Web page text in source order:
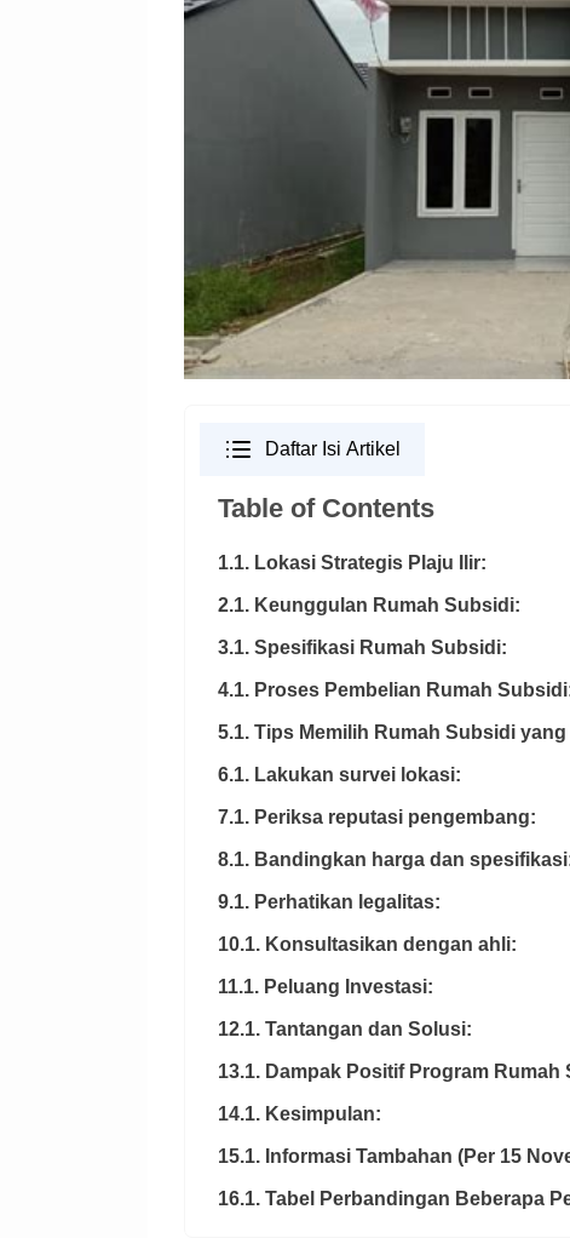
Daftar Isi Artikel
Table of Contents
1.1. Lokasi Strategis Plaju Ilir:
2.1. Keunggulan Rumah Subsidi:
3.1. Spesifikasi Rumah Subsidi:
4.1. Proses Pembelian Rumah
5.1. Tips Memilih Rumah Subsidi yang
6.1. Lakukan survei lokasi:
7.1. Periksa reputasi pengembang:
8.1. Bandingkan harga dan
9.1. Perhatikan legalitas:
10.1. Konsultasikan dengan ahli:
11.1. Peluang Investasi:
12.1. Tantangan dan Solusi:
13.1. Dampak Positif Program Rumah
14.1. Kesimpulan:
15.1. Informasi Tambahan (Per 15
16.1. Tabel Perbandingan Beberapa